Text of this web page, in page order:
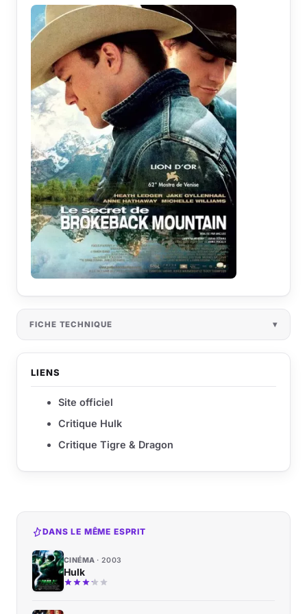
FICHE TECHNIQUE
LIENS
Site officiel
Critique Hulk
Critique Tigre & Dragon
DANS LE MÊME ESPRIT
CINÉMA 2003
Hulk